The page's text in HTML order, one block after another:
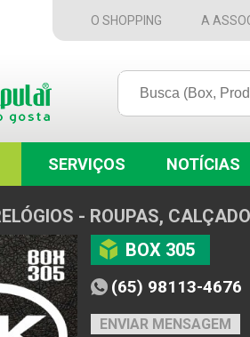
O SHOPPING A
SERVIÇOS NOTÍCIAS
- ROUPAS,
BOX 305
(65) 98113-4676
ENVIAR MENSAGEM